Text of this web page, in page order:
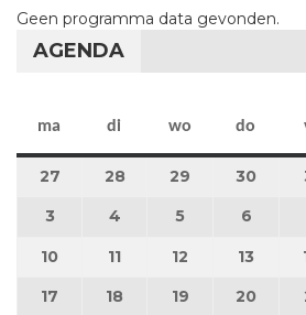
Geen programma data gevonden.
AGENDA
ma maandag
di dinsdag
wo woensdag
do
27 27 juli 2026
28 28 juli 2026
29 29 juli 2026
30 30
3 3 augustus 2026
4 4 augustus 2026
5 5 augustus
6 6
10 10 augustus 2026
11 11 augustus 2026
12 12 augustus
13 13
17 17 augustus 2026
18 18 augustus 2026
19 19 augustus
20 20